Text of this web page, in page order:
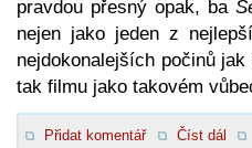
pravdou přesný opak, ba
nejen jako jeden z
nejdokonalejších počinů jak
tak filmu jako takovém
Přidat komentář Číst dál